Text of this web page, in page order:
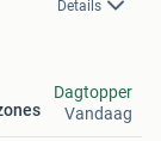
Details
Dagtopper
Vandaag